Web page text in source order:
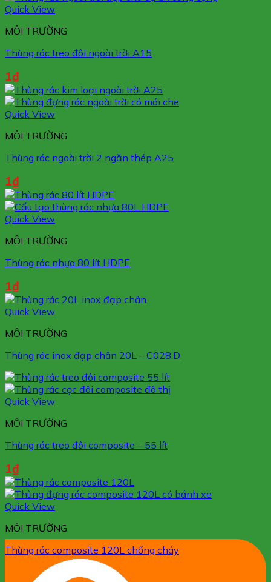
Quick View
MÔI TRƯỜNG
Thùng rác treo đôi ngoài trời A15
1₫
Quick View
MÔI TRƯỜNG
Thùng rác ngoài trời 2 ngăn thép A25
1₫
Quick View
MÔI TRƯỜNG
Thùng rác nhựa 80 lít HDPE
1₫
Quick View
MÔI TRƯỜNG
Thùng rác inox đạp chân 20L – C028.D
Quick View
MÔI TRƯỜNG
Thùng rác treo đôi composite – 55 lít
1₫
Quick View
MÔI TRƯỜNG
Thùng rác composite 120L chống cháy